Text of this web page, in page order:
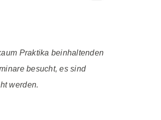
Praktika beinhaltenden
besucht, es sind
werden.